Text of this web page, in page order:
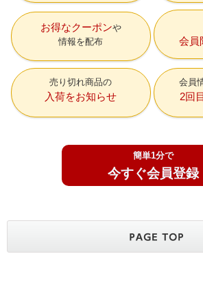
お得なクーポン
情報を配布 会員
売り切れ商品の
入荷をお知らせ
会員
2回
簡単1分で
今すぐ会員登録